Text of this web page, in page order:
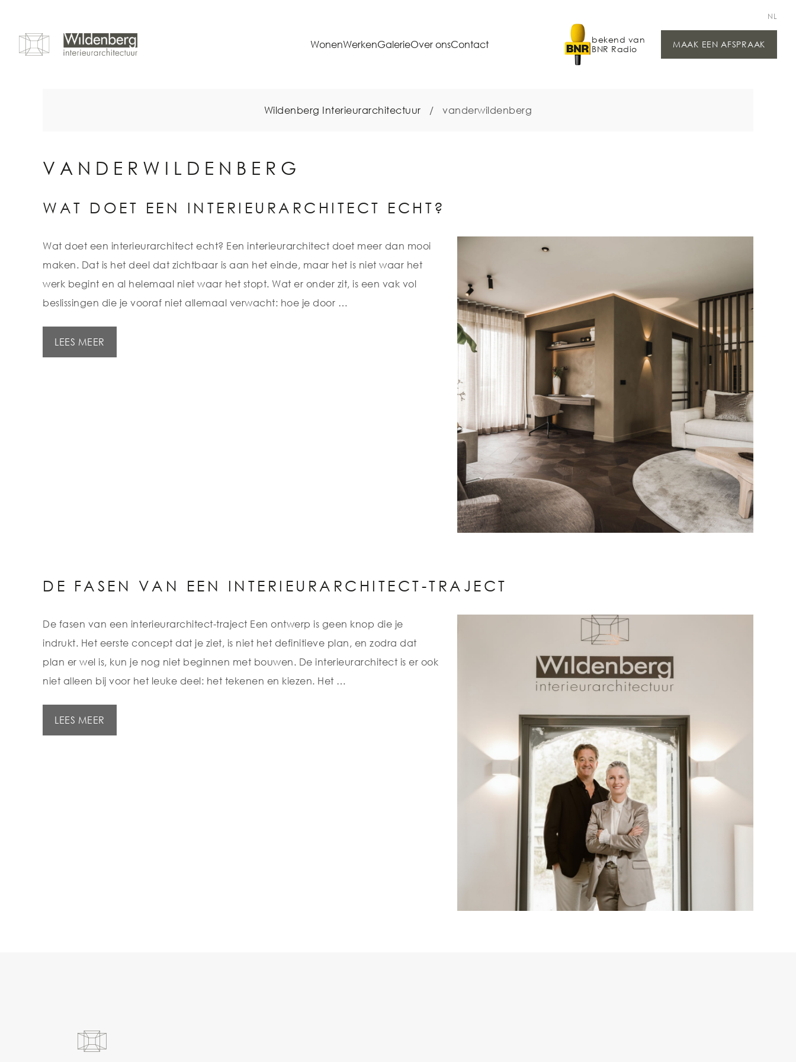
WonenWerkenGalerieOver onsContact
bekend van
BNR Radio
NL
MAAK EEN AFSPRAAK
Wildenberg Interieurarchitectuur / vanderwildenberg
VANDERWILDENBERG
WAT DOET EEN INTERIEURARCHITECT ECHT?
Wat doet een interieurarchitect echt? Een interieurarchitect doet meer dan mooi
maken. Dat is het deel dat zichtbaar is aan het einde, maar het is niet waar het
werk begint en al helemaal niet waar het stopt. Wat er onder zit, is een vak vol
beslissingen die je vooraf niet allemaal verwacht: hoe je door …
LEES MEER
DE FASEN VAN EEN INTERIEURARCHITECT-TRAJECT
De fasen van een interieurarchitect-traject Een ontwerp is geen knop die je
indrukt. Het eerste concept dat je ziet, is niet het definitieve plan, en zodra dat
plan er wel is, kun je nog niet beginnen met bouwen. De interieurarchitect is er ook
niet alleen bij voor het leuke deel: het tekenen en kiezen. Het …
LEES MEER